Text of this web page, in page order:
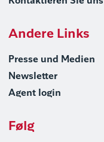
Andere Links
Presse und Medien
Newsletter
Agent login
Følg